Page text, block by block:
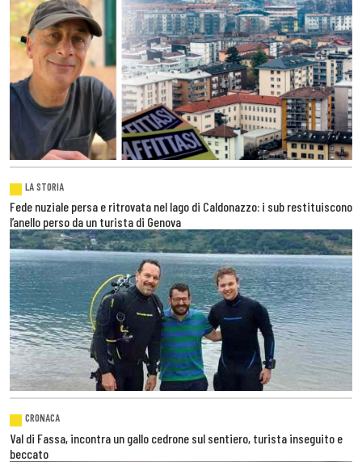
LA STORIA
Fede nuziale persa e ritrovata nel lago di Caldonazzo: i sub restituiscono
l’anello perso da un turista di Genova
CRONACA
Val di Fassa, incontra un gallo cedrone sul sentiero, turista inseguito e
beccato